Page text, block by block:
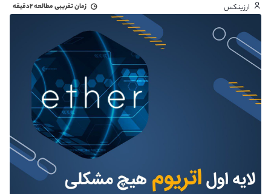
ارزینکس زمان تقریبی مطالعه۲دقیقه